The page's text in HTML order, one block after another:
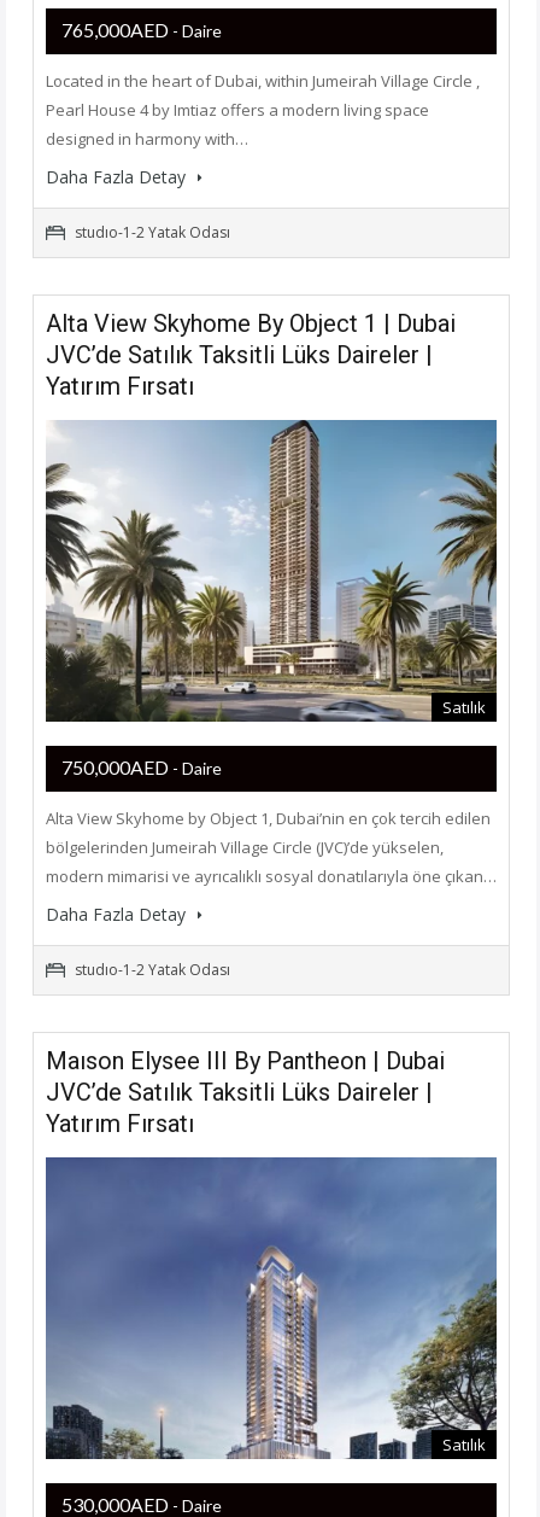
765,000AED - Daire
Located in the heart of Dubai, within Jumeirah Village Circle ,
Pearl House 4 by Imtiaz offers a modern living space
designed in harmony with…
Daha Fazla Detay
studıo-1-2 Yatak Odası
Alta View Skyhome By Object 1 | Dubai
JVC’de Satılık Taksitli Lüks Daireler |
Yatırım Fırsatı
Satılık
750,000AED - Daire
Alta View Skyhome by Object 1, Dubai’nin en çok tercih edilen
bölgelerinden Jumeirah Village Circle (JVC)’de yükselen,
modern mimarisi ve ayrıcalıklı sosyal donatılarıyla öne çıkan…
Daha Fazla Detay
studıo-1-2 Yatak Odası
Maıson Elysee III By Pantheon | Dubai
JVC’de Satılık Taksitli Lüks Daireler |
Yatırım Fırsatı
Satılık
530,000AED - Daire